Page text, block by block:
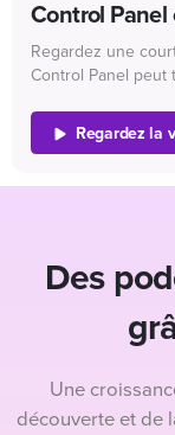
Control
Regardez une
Control Panel peut
Regardez la
Des
Une
découverte et de